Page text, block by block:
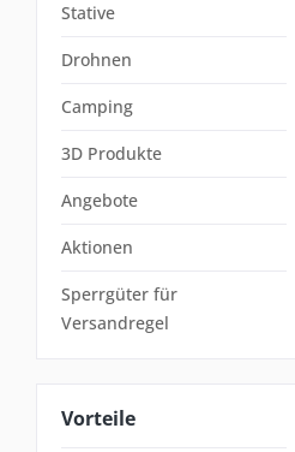
Stative
Drohnen
Camping
3D Produkte
Angebote
Aktionen
Sperrgüter für
Versandregel
Vorteile